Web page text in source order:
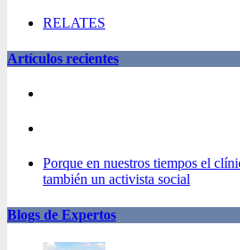
RELATES
Artículos recientes
Porque en nuestros tiempos el
también un activista social
Blogs de Expertos